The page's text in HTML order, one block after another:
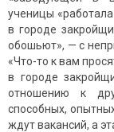
ученицы
в городе
обошьют», — с
«Что-то к вам
в городе
отношению к
способных,
ждут вакансий, а